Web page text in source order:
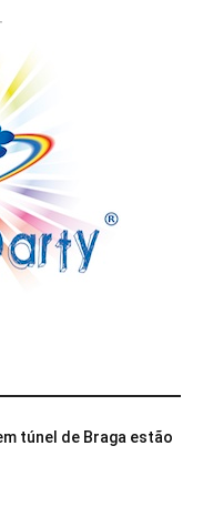
túnel de Braga estão